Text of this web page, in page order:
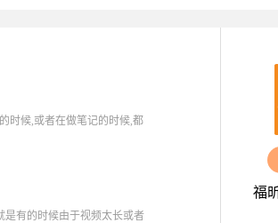
时候,或者在做笔记的时候,都
是有的时候由于视频太长或者
福